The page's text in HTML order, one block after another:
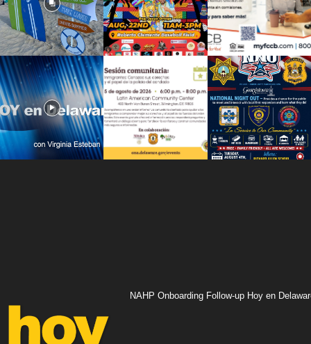
NAHP Onboarding Follow-up Hoy en